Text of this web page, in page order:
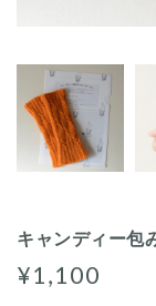
キャンディー包
¥1,100